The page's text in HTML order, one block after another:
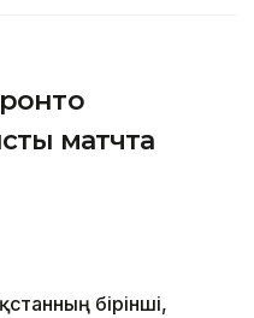
матчта
бірінші,